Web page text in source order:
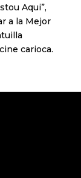
Aqui”,
a la Mejor
carioca.